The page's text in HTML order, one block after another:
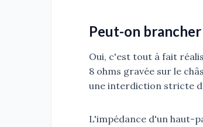
Peut-on
Oui, c'est tout à fait
8 ohms gravée sur le
une interdiction stricte
L'impédance d'un haut-